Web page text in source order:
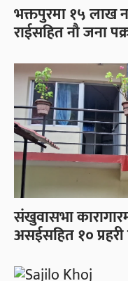
भक्तपुरमा १५ लाख
राईसहित नौ जना
संखुवासभा
असईसहित १० प्रहरी